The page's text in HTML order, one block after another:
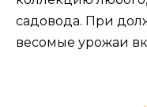
садовода. При
весомые урожаи